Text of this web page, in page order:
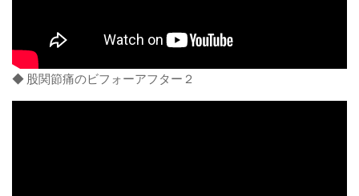
◆ 股関節痛のビフォーアフター２